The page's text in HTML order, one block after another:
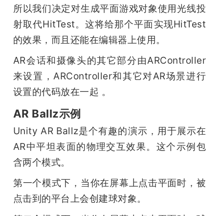
所以我们决定对生成平面游戏对象使用光线投
射取代HitTest。这将给那个平面实现HitTest
的效果，而且还能在编辑器上使用。
AR会话和摄像头的其它部分由ARController
来设置，ARController和其它对AR场景进行
设置的代码放在一起 。
AR Ballz示例
Unity AR Ballz是个有趣的演示，用于展示在
AR中平坦表面的物理交互效果。这个示例包
含两个模式。
第一个模式下，当你在屏幕上点击平面时，被
点击到的平台上会创建球对象。